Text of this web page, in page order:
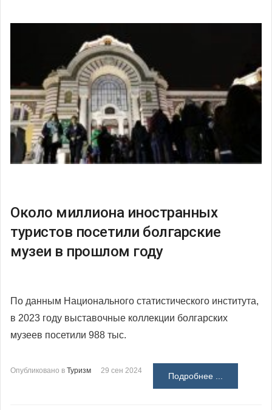
Около миллиона иностранных
туристов посетили болгарские
музеи в прошлом году
По данным Национального статистического института,
в 2023 году выставочные коллекции болгарских
музеев посетили 988 тыс.
Опубликовано в Туризм 29 сен 2024
Подробнее ...